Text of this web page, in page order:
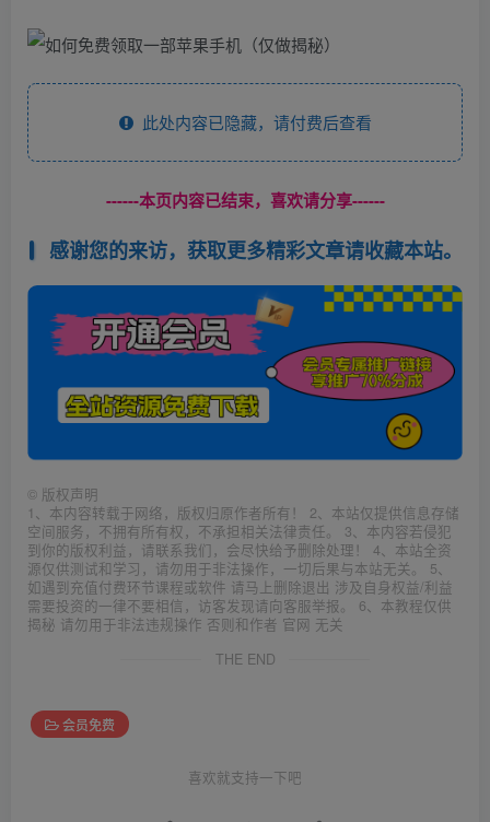
此处内容已隐藏，请付费后查看
------本页内容已结束，喜欢请分享------
感谢您的来访，获取更多精彩文章请收藏本站。
© 版权声明
1、本内容转载于网络，版权归原作者所有！ 2、本站仅提供信息存储
空间服务，不拥有所有权，不承担相关法律责任。 3、本内容若侵犯
到你的版权利益，请联系我们，会尽快给予删除处理！ 4、本站全资
源仅供测试和学习，请勿用于非法操作，一切后果与本站无关。 5、
如遇到充值付费环节课程或软件 请马上删除退出 涉及自身权益/利益
需要投资的一律不要相信，访客发现请向客服举报。 6、本教程仅供
揭秘 请勿用于非法违规操作 否则和作者 官网 无关
THE END
会员免费
喜欢就支持一下吧